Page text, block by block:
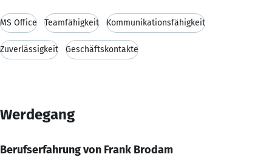
MS Office Teamfähigkeit Kommunikationsfähigkeit
Zuverlässigkeit Geschäftskontakte
Werdegang
Berufserfahrung von Frank Brodam